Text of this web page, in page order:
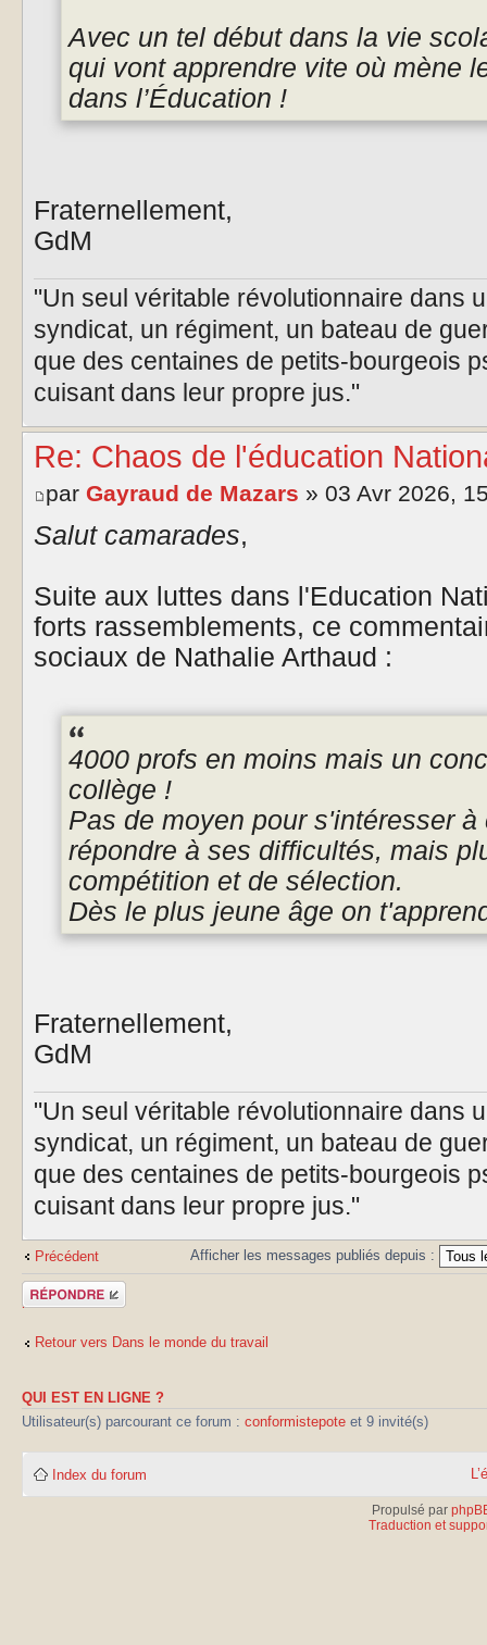
Avec un tel début dans la vie
qui vont apprendre vite où mène
dans l’Éducation !
Fraternellement,
GdM
"Un seul véritable révolutionnaire dans
syndicat, un régiment, un bateau de
que des centaines de petits-bourgeois
cuisant dans leur propre jus."
Re: Chaos de l'éducation
par Gayraud de Mazars » 03 Avr 2026,
Salut camarades,
Suite aux luttes dans l'Education
forts rassemblements, ce
sociaux de Nathalie Arthaud :
4000 profs en moins mais un
collège !
Pas de moyen pour s'intéresser
répondre à ses difficultés, mais
compétition et de sélection.
Dès le plus jeune âge on
Fraternellement,
GdM
"Un seul véritable révolutionnaire dans
syndicat, un régiment, un bateau de
que des centaines de petits-bourgeois
cuisant dans leur propre jus."
Précédent Afficher les messages publiés depuis :
Publier une
réponse
Retour vers Dans le monde du travail
QUI EST EN LIGNE ?
Utilisateur(s) parcourant ce forum : conformistepote et 9 invité(s)
Index du forum
Propulsé par
Traduction et